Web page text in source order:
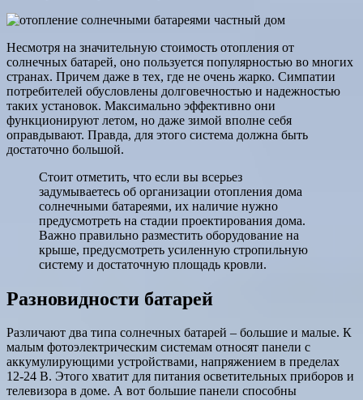
Несмотря на значительную стоимость отопления от
солнечных батарей, оно пользуется популярностью во многих
странах. Причем даже в тех, где не очень жарко. Симпатии
потребителей обусловлены долговечностью и надежностью
таких установок. Максимально эффективно они
функционируют летом, но даже зимой вполне себя
оправдывают. Правда, для этого система должна быть
достаточно большой.
Стоит отметить, что если вы всерьез
задумываетесь об организации отопления дома
солнечными батареями, их наличие нужно
предусмотреть на стадии проектирования дома.
Важно правильно разместить оборудование на
крыше, предусмотреть усиленную стропильную
систему и достаточную площадь кровли.
Разновидности батарей
Различают два типа солнечных батарей – большие и малые. К
малым фотоэлектрическим системам относят панели с
аккумулирующими устройствами, напряжением в пределах
12-24 В. Этого хватит для питания осветительных приборов и
телевизора в доме. А вот большие панели способны